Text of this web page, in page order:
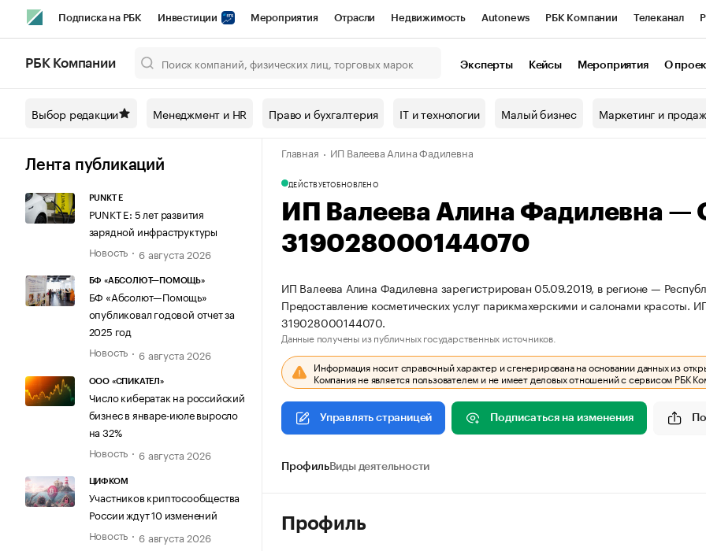
Подписка на РБК Инвестиции Мероприятия Отрасли Недвижимость Autonews РБК Компании Телеканал
Спецпроекты СПб Конференции СПб Спецпроекты Проверка контрагентов
Технологии и медиа Рынок наличной валюты
РБК Компании Эксперты Кейсы Мероприятия О
Выбор редакции Менеджмент и HR Право и бухгалтерия IT и технологии Малый бизнес Маркетинг и
Лента публикаций
PUNKT E
PUNKT E: 5 лет развития
зарядной инфраструктуры
Новость
6 августа 2026
БФ «АБСОЛЮТ—ПОМОЩЬ»
БФ «Абсолют—Помощь»
опубликовал годовой отчет за
2025 год
Новость
6 августа 2026
ООО «СПИКАТЕЛ»
Число кибератак на российский
бизнес в январе-июле выросло
на 32%
Новость
6 августа 2026
ЦИФКОМ
Участников криптосообщества
России ждут 10 изменений
Новость
6 августа 2026
Главная ИП Валеева Алина Фадилевна
ДЕЙСТВУЕТОБНОВЛЕНО
ИП Валеева Алина Фадилевна
319028000144070
ИП Валеева Алина Фадилевна зарегистрирован 05.09.2019, в регионе —
Предоставление косметических услуг парикмахерскими и салонами
319028000144070.
Данные получены из публичных государственных источников.
Информация носит справочный характер и сгенерирована на основании данных из
Компания не является пользователем и не имеет деловых отношений с сервисом РБК
Управлять страницей Подписаться на изменения
ПрофильВиды деятельности
Профиль